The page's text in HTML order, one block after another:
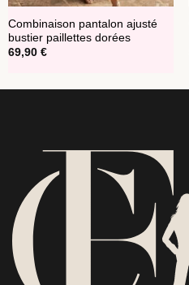
Combinaison pantalon ajusté
bustier paillettes dorées
69,90 €